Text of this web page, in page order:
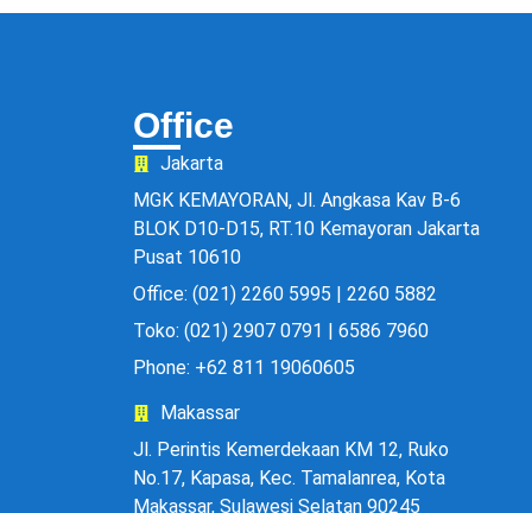
Office
Jakarta
MGK KEMAYORAN, Jl. Angkasa Kav B-6
BLOK D10-D15, RT.10 Kemayoran Jakarta
Pusat 10610
Office: (021) 2260 5995 | 2260 5882
Toko: (021) 2907 0791 | 6586 7960
Phone: +62 811 19060605
Makassar
Jl. Perintis Kemerdekaan KM 12, Ruko
No.17, Kapasa, Kec. Tamalanrea, Kota
Makassar, Sulawesi Selatan 90245